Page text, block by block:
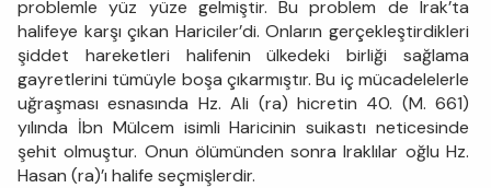
problemle yüz yüze gelmiştir. Bu problem de Irak’ta
halifeye karşı çıkan Hariciler’di. Onların gerçekleştirdikleri
şiddet hareketleri halifenin ülkedeki birliği sağlama
gayretlerini tümüyle boşa çıkarmıştır. Bu iç mücadelelerle
uğraşması esnasında Hz. Ali (ra) hicretin 40. (M. 661)
yılında İbn Mülcem isimli Haricinin suikastı neticesinde
şehit olmuştur. Onun ölümünden sonra Iraklılar oğlu Hz.
Hasan (ra)’ı halife seçmişlerdir.